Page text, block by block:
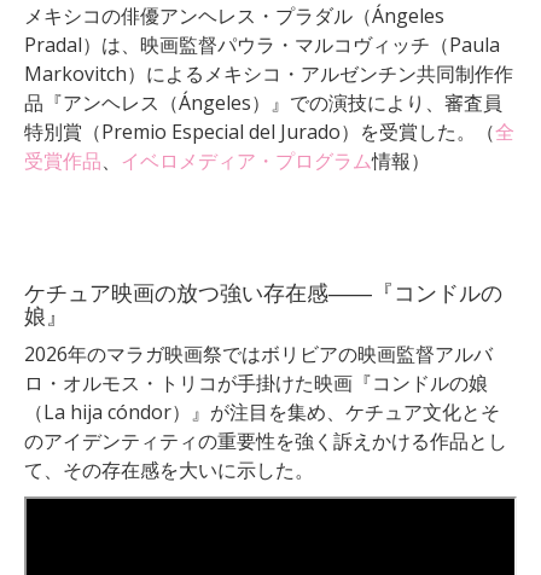
メキシコの俳優アンヘレス・プラダル（Ángeles
Pradal）は、映画監督パウラ・マルコヴィッチ（Paula
Markovitch）によるメキシコ・アルゼンチン共同制作作
品『アンヘレス（Ángeles）』での演技により、審査員
特別賞（Premio Especial del Jurado）を受賞した。（全
受賞作品、 イベロメディア・プログラム情報）
ケチュア映画の放つ強い存在感――『コンドルの
娘』
2026年のマラガ映画祭ではボリビアの映画監督アルバ
ロ・オルモス・トリコが手掛けた映画『コンドルの娘
（La hija cóndor）』が注目を集め、ケチュア文化とそ
のアイデンティティの重要性を強く訴えかける作品とし
て、その存在感を大いに示した。